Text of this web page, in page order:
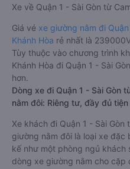
Xe về Quận 1 - Sài Gòn từ
Giá vé xe giường nằm đi
Khánh Hòa rẻ nhất là
Tùy thuộc vào chương trình
Khánh Hòa đi Quận 1 - Sài
hơn.
Dòng xe đi Quận 1 - Sài Gòn
nằm đôi: Riêng tư, đầy đủ
Xe khách đi Quận 1 - Sài Gòn
giường nằm đôi là loại xe đặc
kế như một phòng ngủ khách
dòng xe giường nằm cho cặp